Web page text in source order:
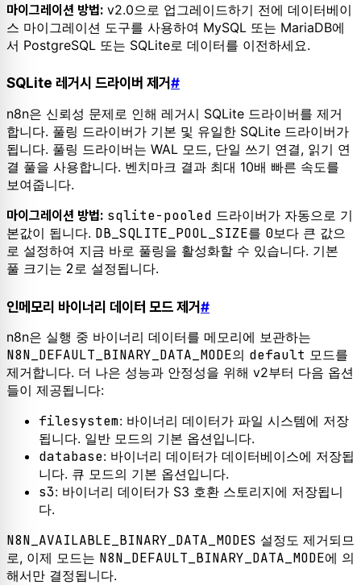
마이그레이션 방법: v2.0으로 업그레이드하기 전에 데이터베이
스 마이그레이션 도구를 사용하여 MySQL 또는 MariaDB에
서 PostgreSQL 또는 SQLite로 데이터를 이전하세요.
SQLite 레거시 드라이버 제거#
n8n은 신뢰성 문제로 인해 레거시 SQLite 드라이버를 제거
합니다. 풀링 드라이버가 기본 및 유일한 SQLite 드라이버가
됩니다. 풀링 드라이버는 WAL 모드, 단일 쓰기 연결, 읽기 연
결 풀을 사용합니다. 벤치마크 결과 최대 10배 빠른 속도를
보여줍니다.
마이그레이션 방법: sqlite-pooled 드라이버가 자동으로 기
본값이 됩니다. DB_SQLITE_POOL_SIZE를 0보다 큰 값으
로 설정하여 지금 바로 풀링을 활성화할 수 있습니다. 기본
풀 크기는 2로 설정됩니다.
인메모리 바이너리 데이터 모드 제거#
n8n은 실행 중 바이너리 데이터를 메모리에 보관하는
N8N_DEFAULT_BINARY_DATA_MODE의 default 모드를
제거합니다. 더 나은 성능과 안정성을 위해 v2부터 다음 옵션
들이 제공됩니다:
filesystem: 바이너리 데이터가 파일 시스템에 저장
됩니다. 일반 모드의 기본 옵션입니다.
database: 바이너리 데이터가 데이터베이스에 저장됩
니다. 큐 모드의 기본 옵션입니다.
s3: 바이너리 데이터가 S3 호환 스토리지에 저장됩니
다.
N8N_AVAILABLE_BINARY_DATA_MODES 설정도 제거되므
로, 이제 모드는 N8N_DEFAULT_BINARY_DATA_MODE에 의
해서만 결정됩니다.